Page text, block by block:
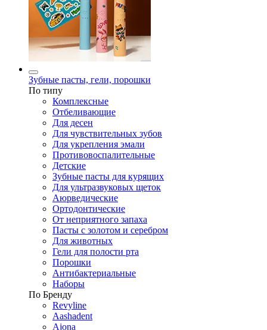
Зубные пасты, гели, порошки
По типу
Комплексные
Отбеливающие
Для десен
Для чувствительных зубов
Для укрепления эмали
Противовоспалительные
Детские
Зубные пасты для курящих
Для ультразвуковых щеток
Аюрведические
Ортодонтические
От неприятного запаха
Пасты с золотом и серебром
Для животных
Гели для полости рта
Порошки
Антибактериальные
Наборы
По Бренду
Revyline
Aashadent
Ajona